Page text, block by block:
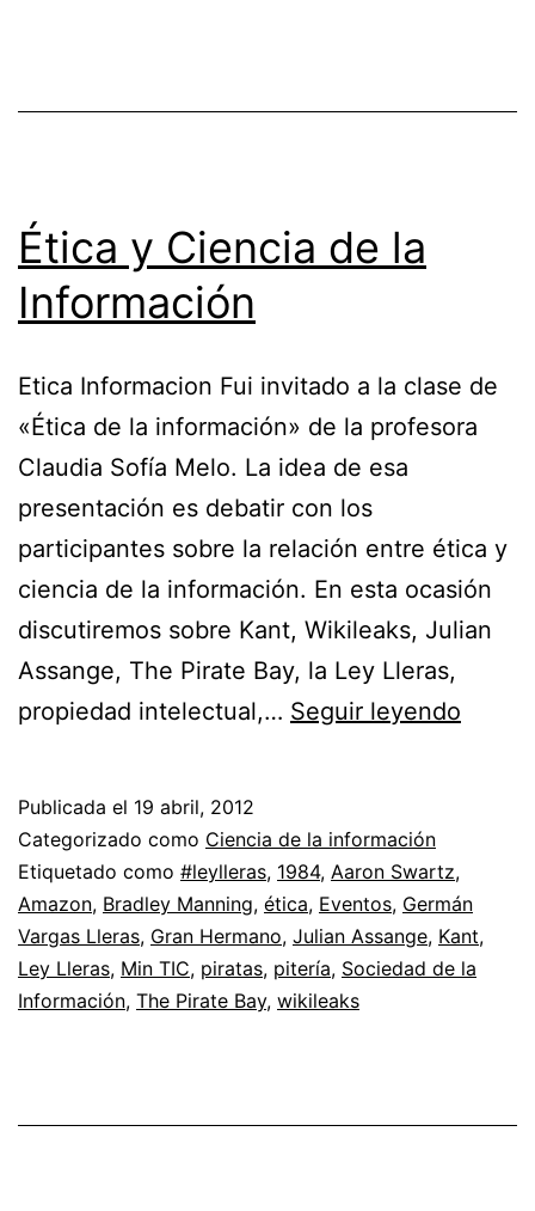
Ética y Ciencia de la
Información
Etica Informacion Fui invitado a la clase de
«Ética de la información» de la profesora
Claudia Sofía Melo. La idea de esa
presentación es debatir con los
participantes sobre la relación entre ética y
ciencia de la información. En esta ocasión
discutiremos sobre Kant, Wikileaks, Julian
Assange, The Pirate Bay, la Ley Lleras,
propiedad intelectual,… Seguir leyendo
Publicada el 19 abril, 2012
Categorizado como Ciencia de la información
Etiquetado como #leylleras, 1984, Aaron Swartz,
Amazon, Bradley Manning, ética, Eventos, Germán
Vargas Lleras, Gran Hermano, Julian Assange, Kant,
Ley Lleras, Min TIC, piratas, pitería, Sociedad de la
Información, The Pirate Bay, wikileaks